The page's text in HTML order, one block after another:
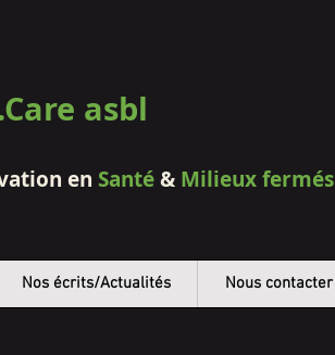
asbl
en Santé& Milieux fermés
Nos écrits/Actualités Nous contacter